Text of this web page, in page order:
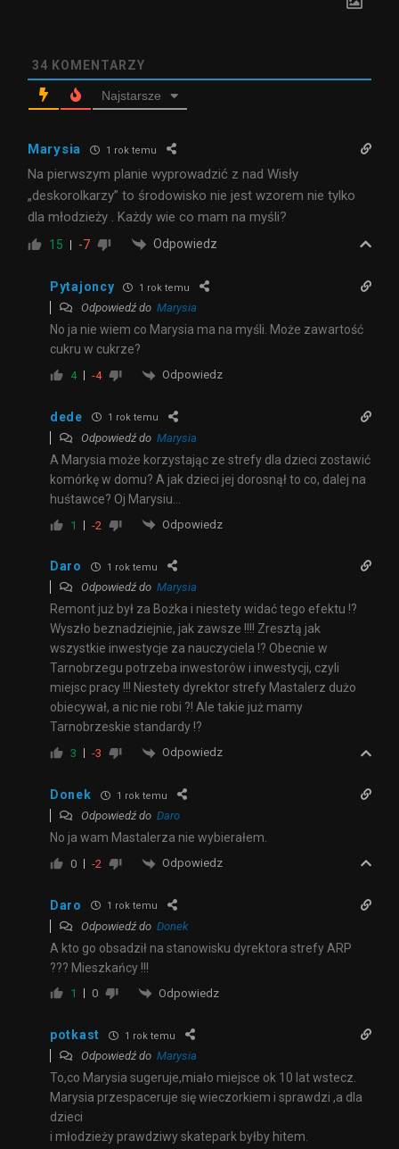
34 KOMENTARZY
Najstarsze
Marysia 1 rok temu
Na pierwszym planie wyprowadzić z nad Wisły
„deskorolkarzy” to środowisko nie jest wzorem nie tylko
dla młodzieży . Każdy wie co mam na myśli?
15 -7 Odpowiedz
Pytajoncy 1 rok temu
Odpowiedź do Marysia
No ja nie wiem co Marysia ma na myśli. Może zawartość
cukru w cukrze?
4 -4 Odpowiedz
dede 1 rok temu
Odpowiedź do Marysia
A Marysia może korzystając ze strefy dla dzieci zostawić
komórkę w domu? A jak dzieci jej dorosnął to co, dalej na
huśtawce? Oj Marysiu…
1 -2 Odpowiedz
Daro 1 rok temu
Odpowiedź do Marysia
Remont już był za Bożka i niestety widać tego efektu !?
Wyszło beznadziejnie, jak zawsze !!!! Zresztą jak
wszystkie inwestycje za nauczyciela !? Obecnie w
Tarnobrzegu potrzeba inwestorów i inwestycji, czyli
miejsc pracy !!! Niestety dyrektor strefy Mastalerz dużo
obiecywał, a nic nie robi ?! Ale takie już mamy
Tarnobrzeskie standardy !?
3 -3 Odpowiedz
Donek 1 rok temu
Odpowiedź do Daro
No ja wam Mastalerza nie wybierałem.
0 -2 Odpowiedz
Daro 1 rok temu
Odpowiedź do Donek
A kto go obsadził na stanowisku dyrektora strefy ARP
??? Mieszkańcy !!!
1 0 Odpowiedz
potkast 1 rok temu
Odpowiedź do Marysia
To,co Marysia sugeruje,miało miejsce ok 10 lat wstecz.
Marysia przespaceruje się wieczorkiem i sprawdzi ,a dla
dzieci
i młodzieży prawdziwy skatepark byłby hitem.